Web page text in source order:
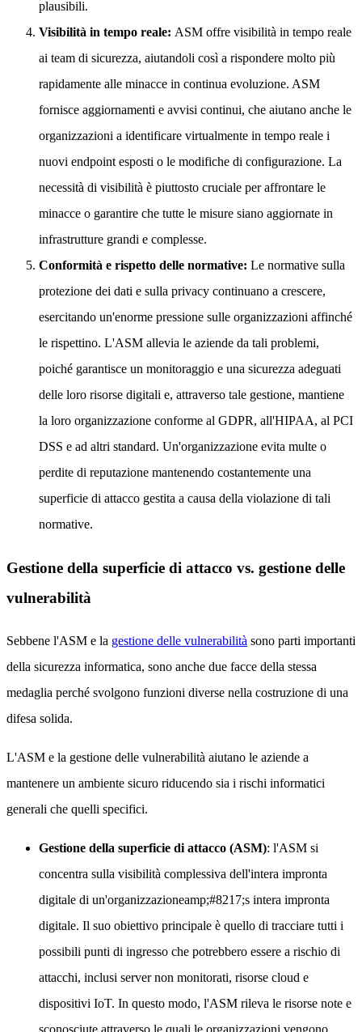
plausibili.
Visibilità in tempo reale: ASM offre visibilità in tempo reale
ai team di sicurezza, aiutandoli così a rispondere molto più
rapidamente alle minacce in continua evoluzione. ASM
fornisce aggiornamenti e avvisi continui, che aiutano anche le
organizzazioni a identificare virtualmente in tempo reale i
nuovi endpoint esposti o le modifiche di configurazione. La
necessità di visibilità è piuttosto cruciale per affrontare le
minacce o garantire che tutte le misure siano aggiornate in
infrastrutture grandi e complesse.
Conformità e rispetto delle normative: Le normative sulla
protezione dei dati e sulla privacy continuano a crescere,
esercitando un'enorme pressione sulle organizzazioni affinché
le rispettino. L'ASM allevia le aziende da tali problemi,
poiché garantisce un monitoraggio e una sicurezza adeguati
delle loro risorse digitali e, attraverso tale gestione, mantiene
la loro organizzazione conforme al GDPR, all'HIPAA, al PCI
DSS e ad altri standard. Un'organizzazione evita multe o
perdite di reputazione mantenendo costantemente una
superficie di attacco gestita a causa della violazione di tali
normative.
Gestione della superficie di attacco vs. gestione delle
vulnerabilità
Sebbene l'ASM e la gestione delle vulnerabilità sono parti importanti
della sicurezza informatica, sono anche due facce della stessa
medaglia perché svolgono funzioni diverse nella costruzione di una
difesa solida.
L'ASM e la gestione delle vulnerabilità aiutano le aziende a
mantenere un ambiente sicuro riducendo sia i rischi informatici
generali che quelli specifici.
Gestione della superficie di attacco (ASM): l'ASM si
concentra sulla visibilità complessiva dell'intera impronta
digitale di un'organizzazioneamp;#8217;s intera impronta
digitale. Il suo obiettivo principale è quello di tracciare tutti i
possibili punti di ingresso che potrebbero essere a rischio di
attacchi, inclusi server non monitorati, risorse cloud e
dispositivi IoT. In questo modo, l'ASM rileva le risorse note e
sconosciute attraverso le quali le organizzazioni vengono